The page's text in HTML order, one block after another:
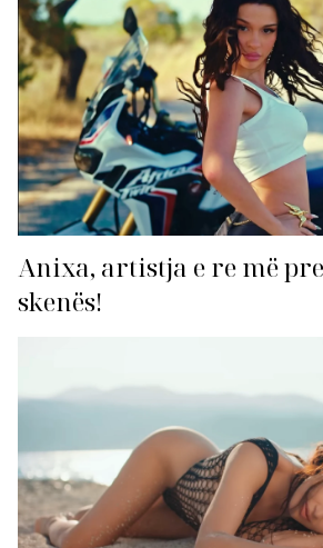
Anixa, artistja e re më
skenës!